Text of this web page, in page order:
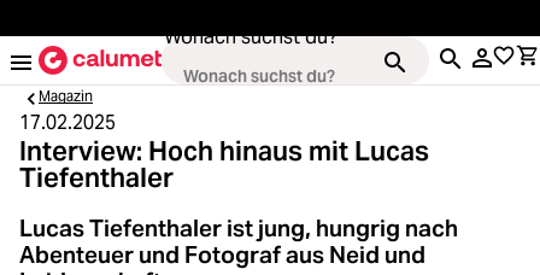
Wonach suchst du?
Kameras
Loading...
Objektive
Magazin
17.02.2025
Interview: Hoch hinaus mit Lucas
Tiefenthaler
Lucas Tiefenthaler ist jung, hungrig nach
Abenteuer und Fotograf aus Neid und